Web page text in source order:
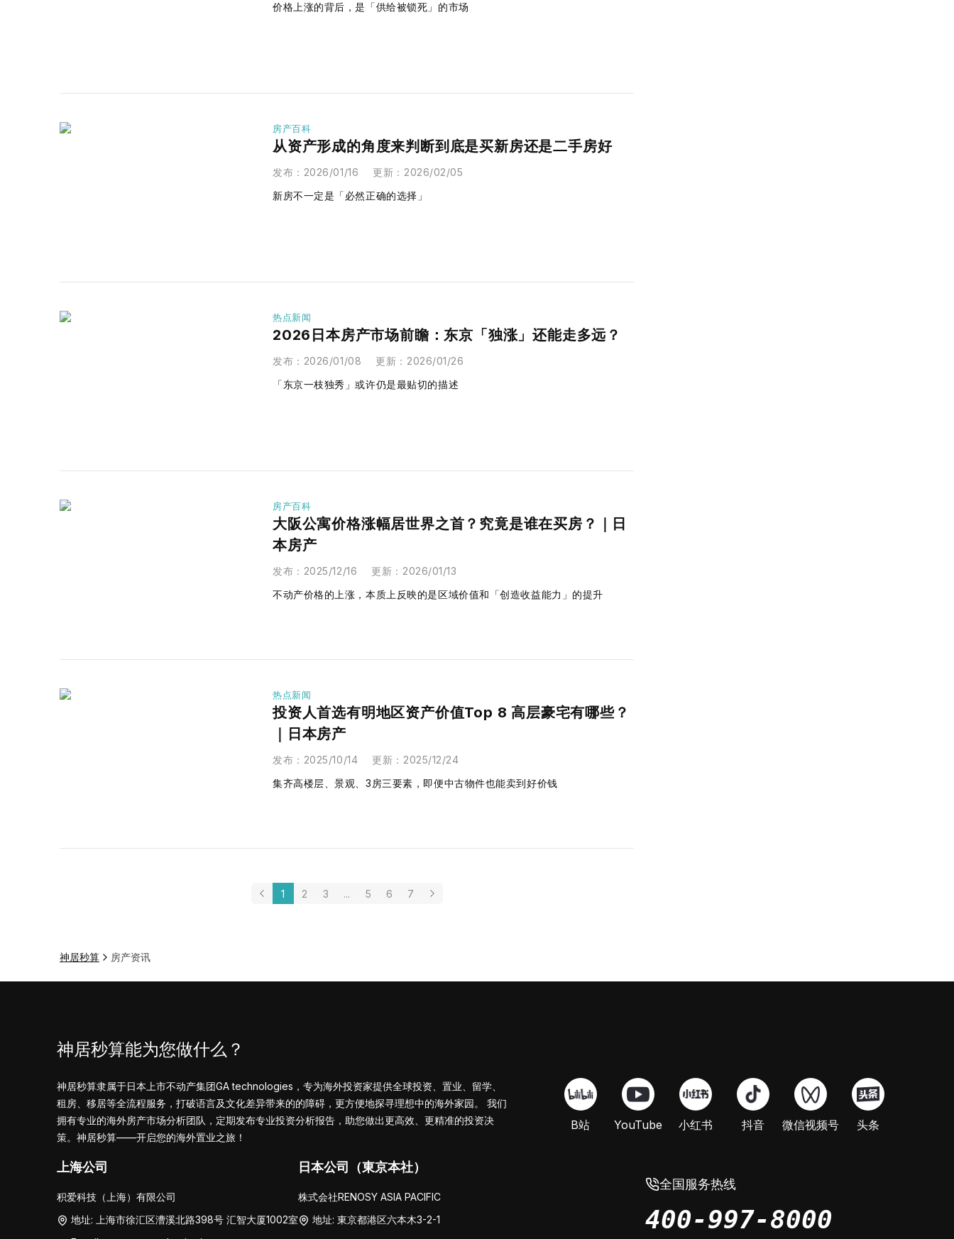
价格上涨的背后，是「供给被锁死」的市场
房产百科
从资产形成的角度来判断到底是买新房还是二手房好
发布 ： 2026/01/16 更新 ： 2026/02/05
新房不一定是「必然正确的选择」
热点新闻
2026日本房产市场前瞻：东京「独涨」还能走多远？
发布 ： 2026/01/08 更新 ： 2026/01/26
「东京一枝独秀」或许仍是最贴切的描述
房产百科
大阪公寓价格涨幅居世界之首？究竟是谁在买房？｜日
本房产
发布 ： 2025/12/16 更新 ： 2026/01/13
不动产价格的上涨，本质上反映的是区域价值和「创造收益能力」的提升
热点新闻
投资人首选有明地区资产价值Top 8 高层豪宅有哪些？
｜日本房产
发布 ： 2025/10/14 更新 ： 2025/12/24
集齐高楼层、景观、3房三要素，即便中古物件也能卖到好价钱
1 2 3 ... 5 6 7
神居秒算 房产资讯
神居秒算能为您做什么？
神居秒算隶属于日本上市不动产集团GA technologies，专为海外投资家提供全球投资、置业、留学、
租房、移居等全流程服务，打破语言及文化差异带来的的障碍，更方便地探寻理想中的海外家园。
我们
拥有专业的海外房产市场分析团队，定期发布专业投资分析报告，助您做出更高效、更精准的投资决
策。 神居秒算——开启您的海外置业之旅！
B站 YouTube 小红书 抖音 微信视频号 头条
上海公司
积爱科技（上海）有限公司
地址: 上海市徐汇区漕溪北路398号 汇智大厦1002室
日本公司（東京本社）
株式会社RENOSY ASIA PACIFIC
地址: 東京都港区六本木3-2-1
全国服务热线
400-997-8000